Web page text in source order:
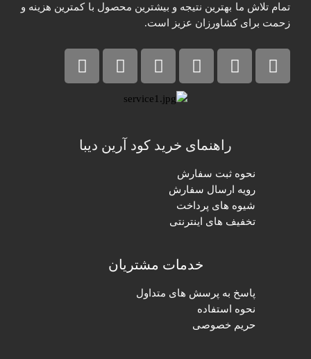
تمام تلاش ما بهترین نتیجه و بیشترین محصول با کمترین هزینه و
زحمت برای کشاورزان عزیز است.​
راهنمای خرید کود آرین دیبا
نحوه ثبت سفارش
رویه ارسال سفارش
شیوه های پرداخت
تخفیف های اینترنتی
خدمات مشتریان
پاسخ به پرسش های متداول
نحوه استفاده
حریم خصوصی